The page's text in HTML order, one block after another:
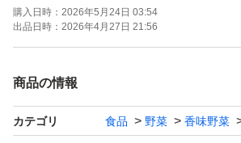
購入日時： 2026年5月24日 03:54
出品日時： 2026年4月27日 21:56
商品の情報
カテゴリ 食品 野菜 香味野菜